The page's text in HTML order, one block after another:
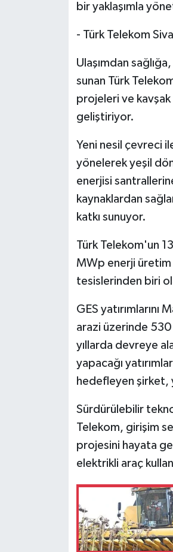
bir yaklaşımla
- Türk Telekom
Ulaşımdan
sunan Türk
projeleri ve
geliştiriyor.
Yeni nesil çevreci
yönelerek yeşil
enerjisi
kaynaklardan
katkı sunuyor.
Türk Telekom'un
MWp enerji üretim
tesislerinden biri
GES
arazi üzerinde
yıllarda devreye
yapacağı
hedefleyen şirket,
Sürdürülebilir
Telekom, girişim
projesini hayata
elektrikli araç